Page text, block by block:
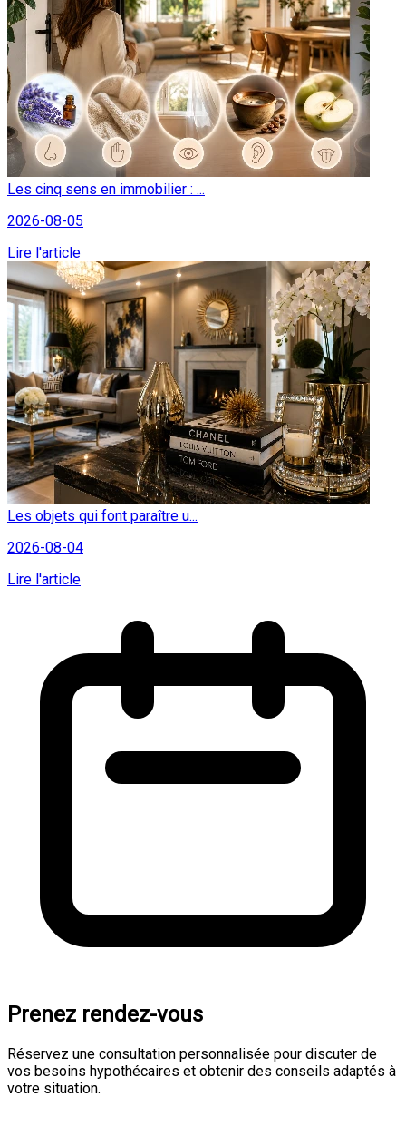
Les cinq sens en immobilier : ...
2026-08-05
Lire l'article
Les objets qui font paraître u...
2026-08-04
Lire l'article
Prenez rendez-vous
Réservez une consultation personnalisée pour discuter de
vos besoins hypothécaires et obtenir des conseils adaptés à
votre situation.